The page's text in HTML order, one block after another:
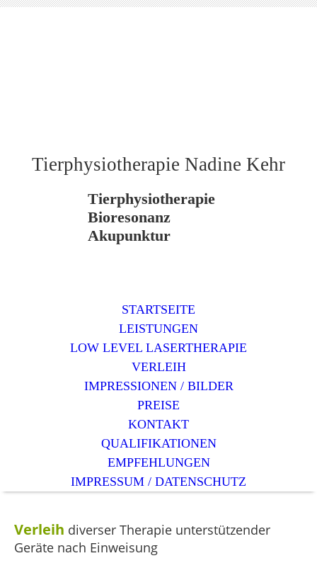
Tierphysiotherapie Nadine Kehr
Tierphysiotherapie
Bioresonanz
Akupunktur
STARTSEITE
LEISTUNGEN
LOW LEVEL LASERTHERAPIE
VERLEIH
IMPRESSIONEN / BILDER
PREISE
KONTAKT
QUALIFIKATIONEN
EMPFEHLUNGEN
IMPRESSUM / DATENSCHUTZ
Verleih diverser Therapie unterstützender
Geräte nach Einweisung